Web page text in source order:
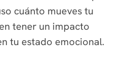
cuánto mueves tu
tener un impacto
tu estado emocional.